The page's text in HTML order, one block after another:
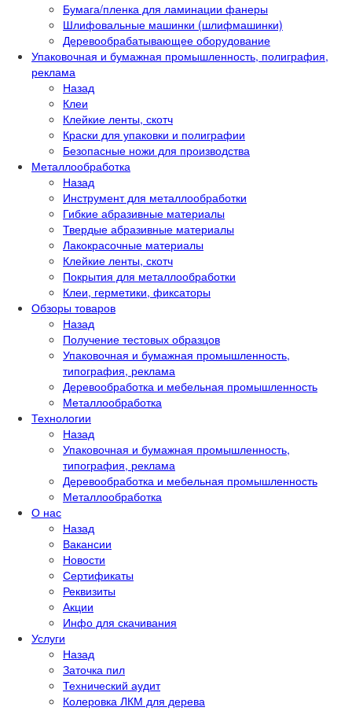
Бумага/пленка для ламинации фанеры
Шлифовальные машинки (шлифмашинки)
Деревообрабатывающее оборудование
Упаковочная и бумажная промышленность, полиграфия,
реклама
Назад
Клеи
Клейкие ленты, скотч
Краски для упаковки и полиграфии
Безопасные ножи для производства
Металлообработка
Назад
Инструмент для металлообработки
Гибкие абразивные материалы
Твердые абразивные материалы
Лакокрасочные материалы
Клейкие ленты, скотч
Покрытия для металлообработки
Клеи, герметики, фиксаторы
Обзоры товаров
Назад
Получение тестовых образцов
Упаковочная и бумажная промышленность,
типография, реклама
Деревообработка и мебельная промышленность
Металлообработка
Технологии
Назад
Упаковочная и бумажная промышленность,
типография, реклама
Деревообработка и мебельная промышленность
Металлообработка
О нас
Назад
Вакансии
Новости
Сертификаты
Реквизиты
Акции
Инфо для скачивания
Услуги
Назад
Заточка пил
Технический аудит
Колеровка ЛКМ для дерева